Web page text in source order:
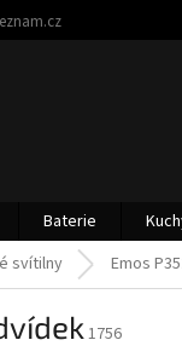
Baterie
svítilny Emos
1756